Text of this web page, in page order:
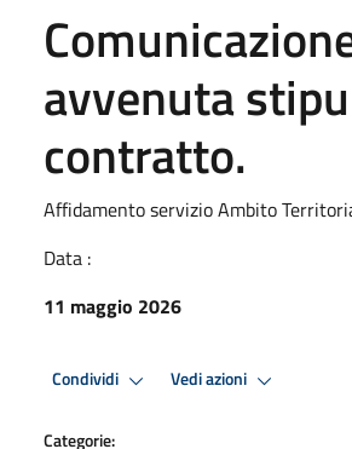
avvenuta
contratto.
Affidamento servizio Ambito
Data :
11 maggio 2026
Condividi Vedi azioni
Categorie: